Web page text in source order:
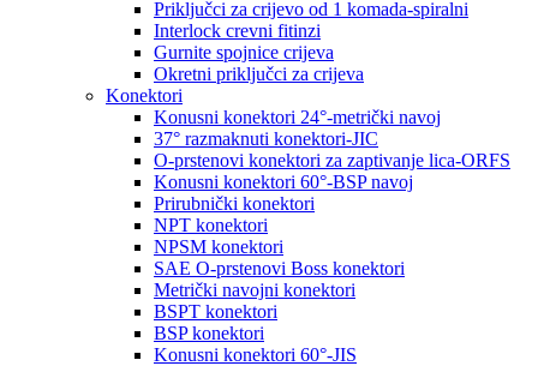
Priključci za crijevo od 1 komada-spiralni
Interlock crevni fitinzi
Gurnite spojnice crijeva
Okretni priključci za crijeva
Konektori
Konusni konektori 24°-metrički navoj
37° razmaknuti konektori-JIC
O-prstenovi konektori za zaptivanje lica-ORFS
Konusni konektori 60°-BSP navoj
Prirubnički konektori
NPT konektori
NPSM konektori
SAE O-prstenovi Boss konektori
Metrički navojni konektori
BSPT konektori
BSP konektori
Konusni konektori 60°-JIS